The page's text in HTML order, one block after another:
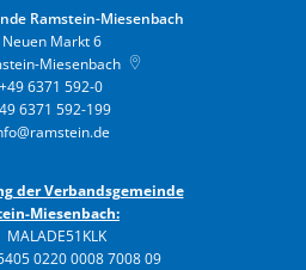
Ramstein-Miesenbach
Markt 6
Miesenbach
+49 6371 592-0
6371 592-199
der Verbandsgemeinde
Miesenbach:
0220 0008 7008 09